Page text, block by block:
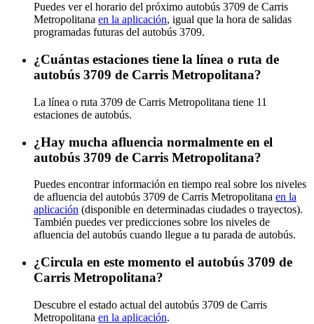
Puedes ver el horario del próximo autobús 3709 de Carris
Metropolitana en la aplicación, igual que la hora de salidas
programadas futuras del autobús 3709.
¿Cuántas estaciones tiene la línea o ruta de
autobús 3709 de Carris Metropolitana?
La línea o ruta 3709 de Carris Metropolitana tiene 11
estaciones de autobús.
¿Hay mucha afluencia normalmente en el
autobús 3709 de Carris Metropolitana?
Puedes encontrar información en tiempo real sobre los niveles
de afluencia del autobús 3709 de Carris Metropolitana en la
aplicación (disponible en determinadas ciudades o trayectos).
También puedes ver predicciones sobre los niveles de
afluencia del autobús cuando llegue a tu parada de autobús.
¿Circula en este momento el autobús 3709 de
Carris Metropolitana?
Descubre el estado actual del autobús 3709 de Carris
Metropolitana en la aplicación.